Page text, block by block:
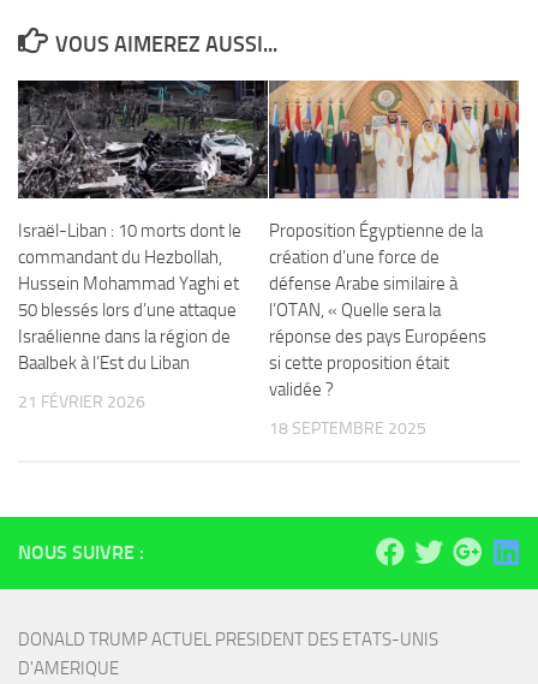
VOUS AIMEREZ AUSSI...
Israël-Liban : 10 morts dont le
commandant du Hezbollah,
Hussein Mohammad Yaghi et
50 blessés lors d’une attaque
Israélienne dans la région de
Baalbek à l’Est du Liban
21 FÉVRIER 2026
Proposition Égyptienne de la
création d’une force de
défense Arabe similaire à
l’OTAN, « Quelle sera la
réponse des pays Européens
si cette proposition était
validée ?
18 SEPTEMBRE 2025
NOUS SUIVRE :
DONALD TRUMP ACTUEL PRESIDENT DES ETATS-UNIS
D'AMERIQUE